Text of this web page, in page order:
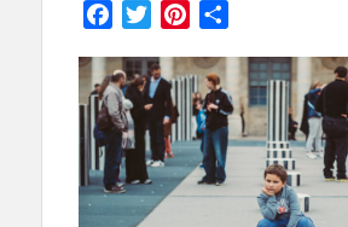
Facebook
TwitterPinterest